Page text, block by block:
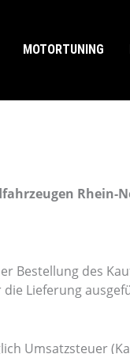
MOTORTUNING
Rhein-
Bestellung des
Lieferung
Umsatzsteuer